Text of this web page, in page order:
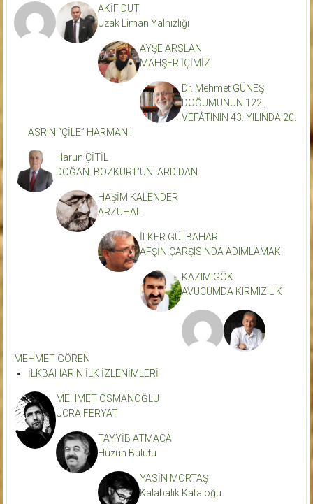
AKİF DUT
Uzak Liman Yalnızlığı
AYŞE ARSLAN
MAHŞER İÇİMİZ
Dr. Mehmet GÜNEŞ
DOĞUMUNUN 122.,
VEFÂTININ 43. YILINDA 20.
ASRIN “ÇİLE” HARMANI.
Harun ÇİTİL
DOĞAN BOZKURT’UN ARDIDAN
HAŞİM KALENDER
ARZUHAL
İLKER GÜLBAHAR
AFŞİN ÇARŞISINDA ADIMLAMAK!
KAZIM GÖK
AVUCUMDA KIRMIZILIK
MEHMET GÖREN
İLKBAHARIN İLK İZLENİMLERİ
MEHMET OSMANOĞLU
ÜCRA FERYAT
TAYYİB ATMACA
Hüzün Bulutu
YASİN MORTAŞ
Kalabalık Kataloğu